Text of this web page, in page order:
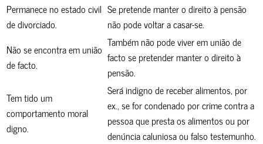
Permanece no estado civil
de divorciado.
Se pretende manter o direito à pensão
não pode voltar a casar-se.
Não se encontra em união
de facto.
Também não pode viver em união de
facto se pretender manter o direito à
pensão.
Tem tido um
comportamento moral
digno.
Será indigno de receber alimentos, por
ex., se for condenado por crime contra a
pessoa que presta os alimentos ou por
denúncia caluniosa ou falso testemunho.